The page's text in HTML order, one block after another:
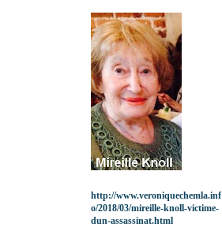
http://www.veroniquechemla.inf
o/2018/03/mireille-knoll-victime-
dun-assassinat.html